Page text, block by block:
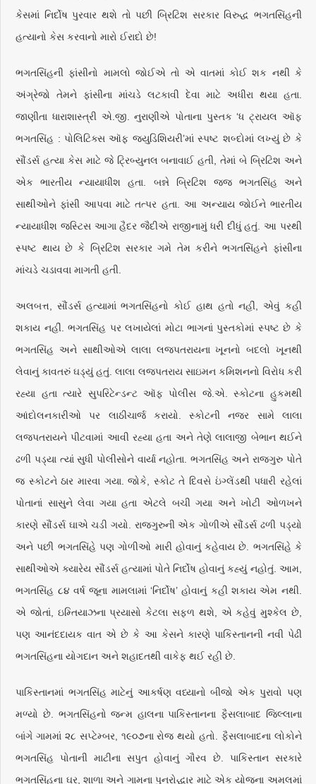
કેસમાં નિર્દોષ પુરવાર થશે તો પછી બ્રિટિશ સરકાર વિરુદ્ધ ભગતસિંહની
હત્યાનો કેસ કરવાનો મારો ઈરાદો છે!
ભગતસિંહની ફાંસીનો મામલો જોઈએ તો એ વાતમાં કોઈ શક નથી કે
અંગ્રેજો તેમને ફાંસીના માંચડે લટકાવી દેવા માટે અધીરા થયા હતા.
જાણીતા ધારાશાસ્ત્રી એ.જી. નુરાણીએ પોતાના પુસ્તક ‘ધ ટ્રાયલ ઑફ
ભગતસિંહ : પોલિટિક્સ ઑફ જ્યુડિશિયરી’માં સ્પષ્ટ શબ્દોમાં લખ્યું છે કે
સૌંડર્સ હત્યા કેસ માટે જે ટ્રિબ્યુનલ બનાવાઈ હતી, તેમાં બે બ્રિટિશ અને
એક ભારતીય ન્યાયાધીશ હતા. બન્ને બ્રિટિશ જજ ભગતસિંહ અને
સાથીઓને ફાંસી આપવા માટે તત્પર હતા. આ અન્યાય જોઈને ભારતીય
ન્યાયાધીશ જસ્ટિસ આગા હૈદર જૈદીએ રાજીનામું ધરી દીધું હતું. આ પરથી
સ્પષ્ટ થાય છે કે બ્રિટિશ સરકાર ગમે તેમ કરીને ભગતસિંહને ફાંસીના
માંચડે ચડાવવા માગતી હતી.
અલબત્ત, સૌંડર્સ હત્યામાં ભગતસિંહનો કોઈ હાથ હતો નહીં, એવું કહી
શકાય નહીં. ભગતસિંહ પર લખાયેલાં મોટા ભાગનાં પુસ્તકોમાં સ્પષ્ટ છે કે
ભગતસિંહ અને સાથીઓએ લાલા લજપતરાયના ખૂનનો બદલો ખૂનથી
લેવાનું કાવતરું ઘડ્યું હતું. લાલા લજપતરાય સાઇમન કમિશનનો વિરોધ કરી
રહ્યા હતા ત્યારે સુપરિટેન્ડન્ટ ઑફ પોલીસ જે.એ. સ્કોટના હુકમથી
આંદોલનકારીઓ પર લાઠીચાર્જ કરાયો. સ્કોટની નજર સામે લાલા
લજપતરાયને પીટવામાં આવી રહ્યા હતા અને તેણે લાલાજી બેભાન થઈને
ઢળી પડ્યા ત્યાં સુધી પોલીસોને વાર્યા નહોતા. ભગતસિંહ અને રાજગુરુ પોતે
જ સ્કોટને ઠાર મારવા ગયા. જોકે, સ્કોટ તે દિવસે ઇંગ્લેંડથી પધારી રહેલાં
પોતાનાં સાસુને લેવા ગયા હતા એટલે બચી ગયા અને ખોટી ઓળખને
કારણે સૌંડર્સ ઘાએ ચડી ગયો. રાજગુરુની એક ગોળીએ સૌંડર્સ ઢળી પડ્યો
અને પછી ભગતસિંહે પણ ગોળીઓ મારી હોવાનું કહેવાય છે. ભગતસિંહે કે
સાથીઓએ ક્યારેય સૌંડર્સ હત્યામાં પોતે નિર્દોષ હોવાનું કહ્યું નહોતું. આમ,
ભગતસિંહ ૮૪ વર્ષ જૂના મામલામાં ‘નિર્દોષ’ હોવાનું કહી શકાય એમ નથી.
એ જોતાં, ઇમ્તિયાઝના પ્રયાસો કેટલા સફળ થશે, એ કહેવું મુશ્કેલ છે,
પણ આનંદદાયક વાત એ છે કે આ કેસને કારણે પાકિસ્તાનની નવી પેઢી
ભગતસિંહના યોગદાન અને શહાદતથી વાકેફ થઈ રહી છે.
પાકિસ્તાનમાં ભગતસિંહ માટેનું આકર્ષણ વધ્યાનો બીજો એક પુરાવો પણ
મળ્યો છે. ભગતસિંહનો જન્મ હાલના પાકિસ્તાનના ફૈસલાબાદ જિલ્લાના
બાંગે ગામમાં ૨૮ સપ્ટેમ્બર, ૧૯૦૭ના રોજ થયો હતો. ફૈસલાબાદના લોકોને
ભગતસિંહ પોતાની માટીના સપુત હોવાનું ગૌરવ છે. પાકિસ્તાન સરકારે
ભગતસિંહના ઘર, શાળા અને ગામના પુનરોદ્ધાર માટે એક યોજના અમલમાં